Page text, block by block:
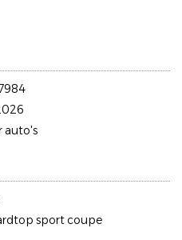
auto's
sport coupe